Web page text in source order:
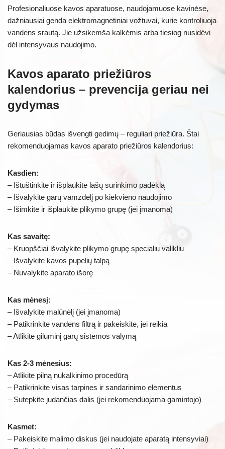
Profesionaliuose kavos aparatuose, naudojamuose kavinėse,
dažniausiai genda elektromagnetiniai vožtuvai, kurie kontroliuoja
vandens srautą. Jie užsikemša kalkėmis arba tiesiog nusidėvi
dėl intensyvaus naudojimo.
Kavos aparato priežiūros
kalendorius – prevencija geriau nei
gydymas
Geriausias būdas išvengti gedimų – reguliari priežiūra. Štai
rekomenduojamas kavos aparato priežiūros kalendorius:
Kasdien:
– Ištuštinkite ir išplaukite lašų surinkimo padėklą
– Išvalykite garų vamzdelį po kiekvieno naudojimo
– Išimkite ir išplaukite plikymo grupę (jei įmanoma)
Kas savaitę:
– Kruopščiai išvalykite plikymo grupę specialiu valikliu
– Išvalykite kavos pupelių talpą
– Nuvalykite aparato išorę
Kas mėnesį:
– Išvalykite malūnėlį (jei įmanoma)
– Patikrinkite vandens filtrą ir pakeiskite, jei reikia
– Atlikite giluminį garų sistemos valymą
Kas 2-3 mėnesius:
– Atlikite pilną nukalkinimo procedūrą
– Patikrinkite visas tarpines ir sandarinimo elementus
– Sutepkite judančias dalis (jei rekomenduojama gamintojo)
Kasmet:
– Pakeiskite malimo diskus (jei naudojate aparatą intensyviai)